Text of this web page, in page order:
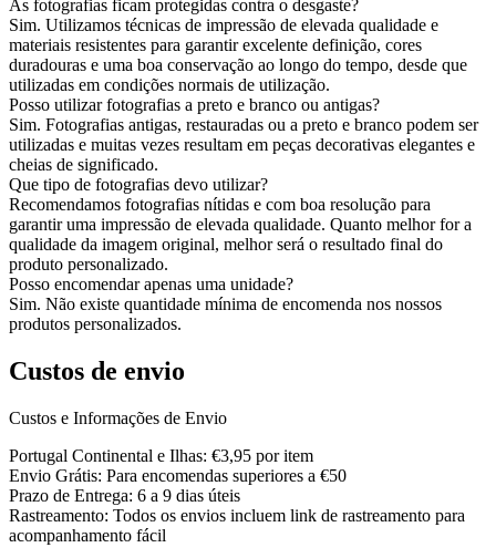
As fotografias ficam protegidas contra o desgaste?
Sim. Utilizamos técnicas de impressão de elevada qualidade e
materiais resistentes para garantir excelente definição, cores
duradouras e uma boa conservação ao longo do tempo, desde que
utilizadas em condições normais de utilização.
Posso utilizar fotografias a preto e branco ou antigas?
Sim. Fotografias antigas, restauradas ou a preto e branco podem ser
utilizadas e muitas vezes resultam em peças decorativas elegantes e
cheias de significado.
Que tipo de fotografias devo utilizar?
Recomendamos fotografias nítidas e com boa resolução para
garantir uma impressão de elevada qualidade. Quanto melhor for a
qualidade da imagem original, melhor será o resultado final do
produto personalizado.
Posso encomendar apenas uma unidade?
Sim. Não existe quantidade mínima de encomenda nos nossos
produtos personalizados.
Custos de envio
Custos e Informações de Envio
Portugal Continental e Ilhas: €3,95 por item
Envio Grátis: Para encomendas superiores a €50
Prazo de Entrega: 6 a 9 dias úteis
Rastreamento: Todos os envios incluem link de rastreamento para
acompanhamento fácil